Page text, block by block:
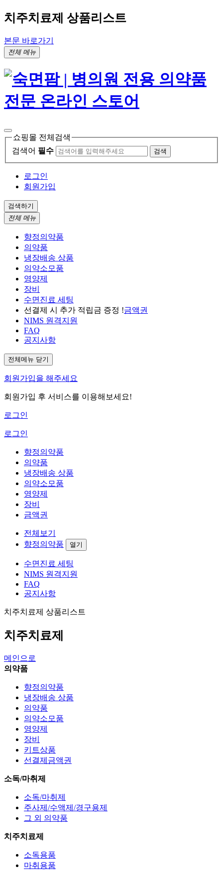
치주치료제 상품리스트
본문 바로가기
전체 메뉴
쇼핑몰 전체검색
검색어 필수 검색
로그인
회원가입
검색하기
전체 메뉴
향정의약품
의약품
냉장배송 상품
의약소모품
영양제
장비
수면진료 세팅
선결제 시 추가 적립금 증정 !금액권
NIMS 원격지원
FAQ
공지사항
전체메뉴 닫기
회원가입을 해주세요
회원가입 후 서비스를 이용해보세요!
로그인
로그인
향정의약품
의약품
냉장배송 상품
의약소모품
영양제
장비
금액권
전체보기
향정의약품
열기
수면진료 세팅
NIMS 원격지원
FAQ
공지사항
치주치료제 상품리스트
치주치료제
메인으로
의약품
향정의약품
냉장배송 상품
의약품
의약소모품
영양제
장비
키트상품
선결제금액권
소독/마취제
소독/마취제
주사제/수액제/경구용제
그 외 의약품
치주치료제
소독용품
마취용품